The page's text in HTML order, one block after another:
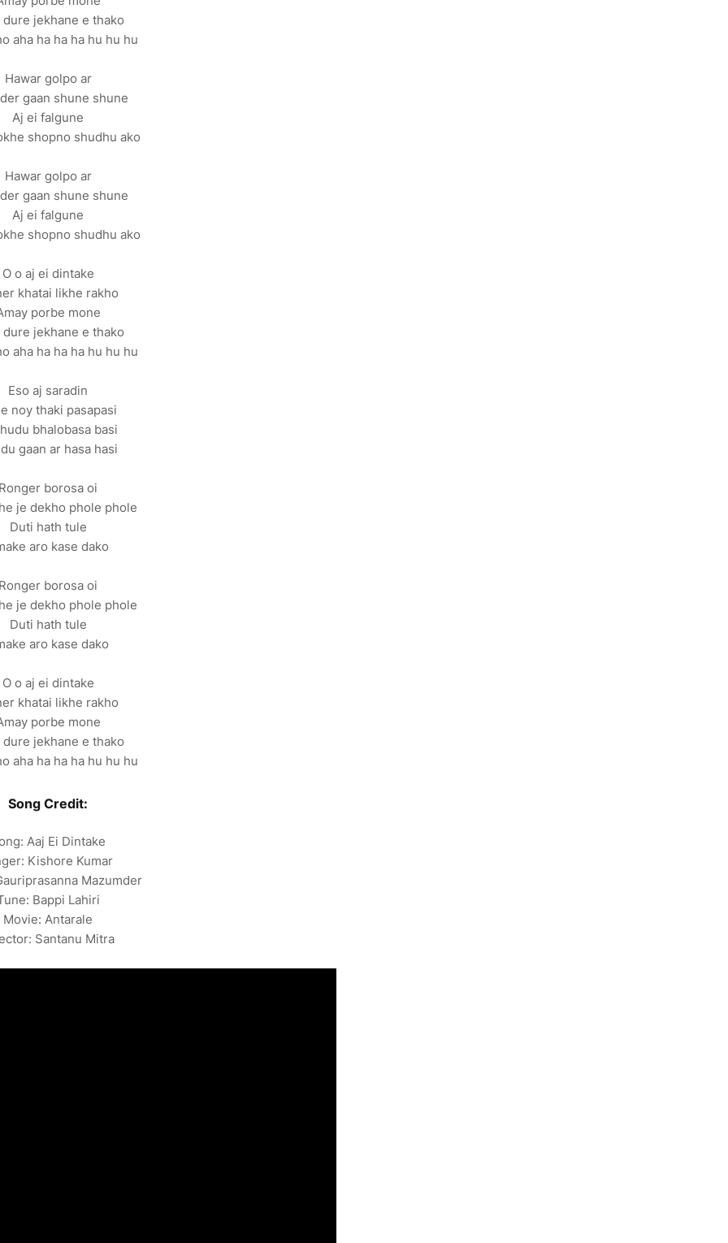
dure jekhane e thako
aha ha ha ha hu hu hu
Hawar golpo ar
gaan shune shune
Aj ei falgune
shopno shudhu ako
Hawar golpo ar
gaan shune shune
Aj ei falgune
shopno shudhu ako
O o aj ei dintake
khatai likhe rakho
porbe mone
dure jekhane e thako
aha ha ha ha hu hu hu
Eso aj saradin
noy thaki pasapasi
bhalobasa basi
gaan ar hasa hasi
Ronger borosa oi
je dekho phole phole
Duti hath tule
aro kase dako
Ronger borosa oi
je dekho phole phole
Duti hath tule
aro kase dako
O o aj ei dintake
khatai likhe rakho
porbe mone
dure jekhane e thako
aha ha ha ha hu hu hu
Song Credit:
Aaj Ei Dintake
Kishore Kumar
Mazumder
Bappi Lahiri
Movie: Antarale
Santanu Mitra